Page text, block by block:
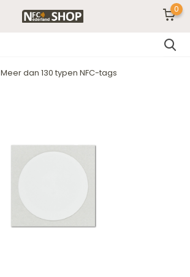
0
Meer dan 130 typen NFC-tags